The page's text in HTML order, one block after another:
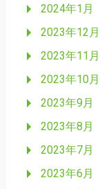
2024年1月
2023年12月
2023年11月
2023年10月
2023年9月
2023年8月
2023年7月
2023年6月